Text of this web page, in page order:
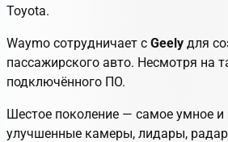
Toyota.
Waymo сотрудничает с Geely для
пассажирского авто. Несмотря на
подключённого ПО.
Шестое поколение — самое умное и
улучшенные камеры, лидары,